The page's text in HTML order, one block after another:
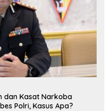
dan Kasat Narkoba
Polri, Kasus Apa?